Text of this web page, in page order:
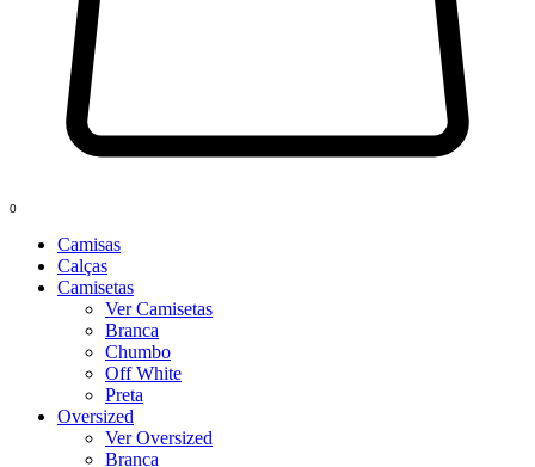
0
Camisas
Calças
Camisetas
Ver Camisetas
Branca
Chumbo
Off White
Preta
Oversized
Ver Oversized
Branca